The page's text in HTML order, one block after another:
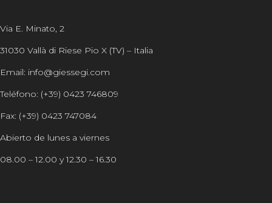
Via E. Minato, 2
31030 Vallà di Riese Pio X (TV) – Italia
Email: info@giessegi.com
Teléfono: (+39) 0423 746809
Fax: (+39) 0423 747084
Abierto de lunes a viernes
08.00 – 12.00 y 12.30 – 16.30